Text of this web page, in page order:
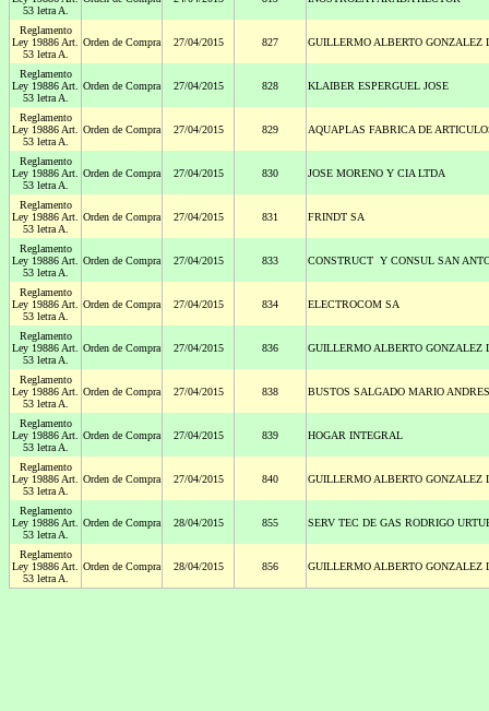
53 letra A.
Reglamento
Ley 19886 Art.
53 letra A.
Orden de Compra 27/04/2015 827 GUILLERMO ALBERTO GONZALEZ
Reglamento
Ley 19886 Art.
53 letra A.
Orden de Compra 27/04/2015 828 KLAIBER ESPERGUEL JOSE
Reglamento
Ley 19886 Art.
53 letra A.
Orden de Compra 27/04/2015 829 AQUAPLAS FABRICA DE
Reglamento
Ley 19886 Art.
53 letra A.
Orden de Compra 27/04/2015 830 JOSE MORENO Y CIA LTDA
Reglamento
Ley 19886 Art.
53 letra A.
Orden de Compra 27/04/2015 831 FRINDT SA
Reglamento
Ley 19886 Art.
53 letra A.
Orden de Compra 27/04/2015 833 CONSTRUCT Y CONSUL SAN
Reglamento
Ley 19886 Art.
53 letra A.
Orden de Compra 27/04/2015 834 ELECTROCOM SA
Reglamento
Ley 19886 Art.
53 letra A.
Orden de Compra 27/04/2015 836 GUILLERMO ALBERTO GONZALEZ
Reglamento
Ley 19886 Art.
53 letra A.
Orden de Compra 27/04/2015 838 BUSTOS SALGADO MARIO ANDRES
Reglamento
Ley 19886 Art.
53 letra A.
Orden de Compra 27/04/2015 839 HOGAR INTEGRAL
Reglamento
Ley 19886 Art.
53 letra A.
Orden de Compra 27/04/2015 840 GUILLERMO ALBERTO GONZALEZ
Reglamento
Ley 19886 Art.
53 letra A.
Orden de Compra 28/04/2015 855 SERV TEC DE GAS RODRIGO
Reglamento
Ley 19886 Art.
53 letra A.
Orden de Compra 28/04/2015 856 GUILLERMO ALBERTO GONZALEZ